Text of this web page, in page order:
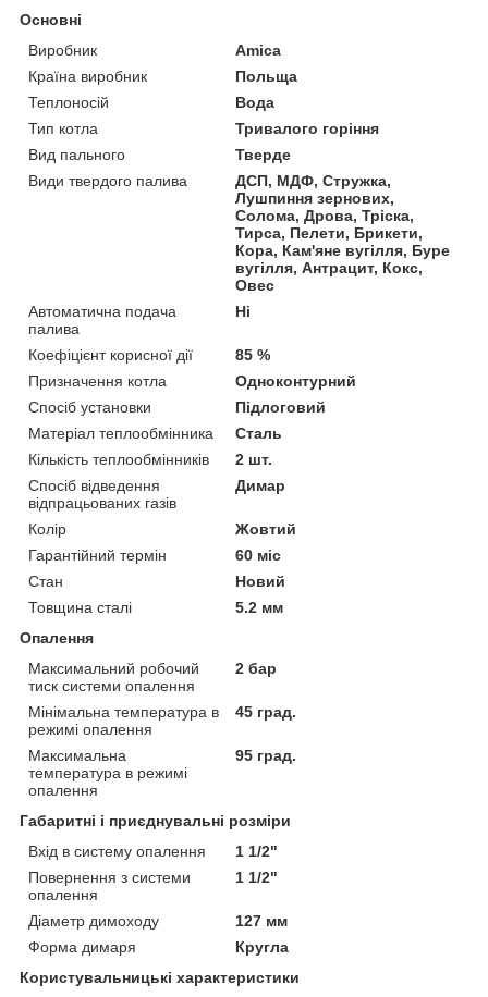
Основні
Виробник
Amica
Країна виробник
Польща
Теплоносій
Вода
Тип котла
Тривалого горіння
Вид пального
Тверде
Види твердого палива
ДСП, МДФ, Стружка,
Лушпиння зернових,
Солома, Дрова, Тріска,
Тирса, Пелети, Брикети,
Кора, Кам'яне вугілля, Буре
вугілля, Антрацит, Кокс,
Овес
Автоматична подача
палива
Ні
Коефіцієнт корисної дії
85 %
Призначення котла
Одноконтурний
Спосіб установки
Підлоговий
Матеріал теплообмінника
Сталь
Кількість теплообмінників
2 шт.
Спосіб відведення
відпрацьованих газів
Димар
Колір
Жовтий
Гарантійний термін
60 міс
Стан
Новий
Товщина сталі
5.2 мм
Опалення
Максимальний робочий
тиск системи опалення
2 бар
Мінімальна температура в
режимі опалення
45 град.
Максимальна
температура в режимі
опалення
95 град.
Габаритні і приєднувальні розміри
Вхід в систему опалення
1 1/2"
Повернення з системи
опалення
1 1/2"
Діаметр димоходу
127 мм
Форма димаря
Кругла
Користувальницькі характеристики